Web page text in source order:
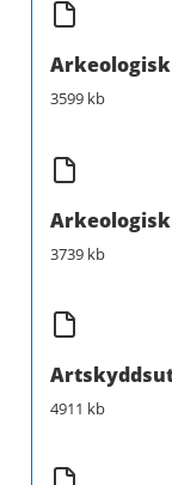
3599 kb
3739 kb
4911 kb